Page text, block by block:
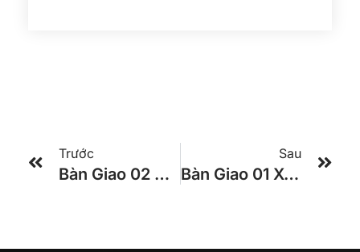
Trước
Bàn Giao 02 XE KHÁCH 24 PHÒNG VIP TRACOMECO Cho Khách Hàng Ở Thanh Hóa
Sau
Bàn Giao 01 Xe Global 29 Chỗ TRACOMECO 2025 Cho Khách Hàng Ở LONG AN